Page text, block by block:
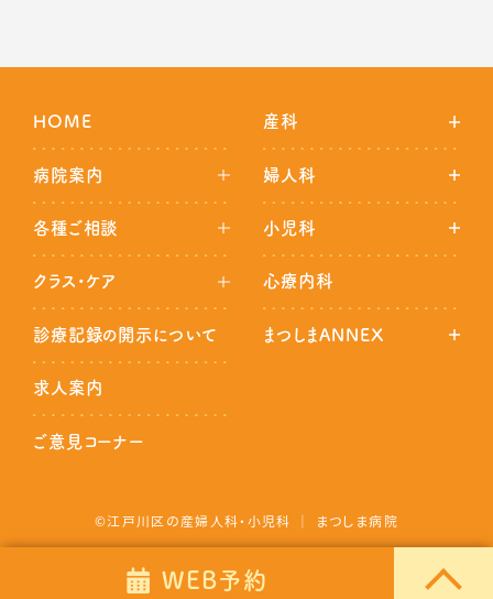
HOME
病院案内
各種ご相談
クラス・ケア
診療記録の開示について
求人案内
ご意見コーナー
産科
婦人科
小児科
心療内科
まつしまANNEX
©江戸川区の産婦人科・小児科 ｜ まつしま病院
WEB予約